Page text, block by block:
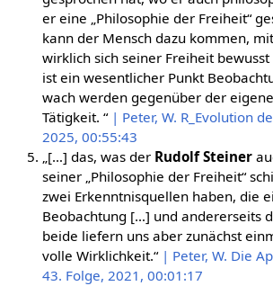
er eine „Philosophie der Freiheit“
kann der Mensch dazu kommen,
wirklich sich seiner Freiheit
ist ein wesentlicher Punkt
wach werden gegenüber der
Tätigkeit. “ | Peter, W. R_Evolution
2025, 00:55:43
„[…] das, was der Rudolf Steiner
seiner „Philosophie der Freiheit“
zwei Erkenntnisquellen haben, die
Beobachtung […] und andererseits
beide liefern uns aber zunächst
volle Wirklichkeit.“ | Peter, W. Die
43. Folge, 2021, 00:01:17